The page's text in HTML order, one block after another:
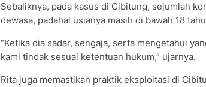
Sebaliknya, pada kasus di Cibitung, sejumlah
dewasa, padahal usianya masih di bawah 18
“Ketika dia sadar, sengaja, serta mengetahui
kami tindak sesuai ketentuan hukum,” ujarnya.
Rita juga memastikan praktik eksploitasi di